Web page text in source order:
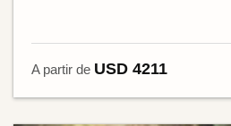
A partir de USD 4211